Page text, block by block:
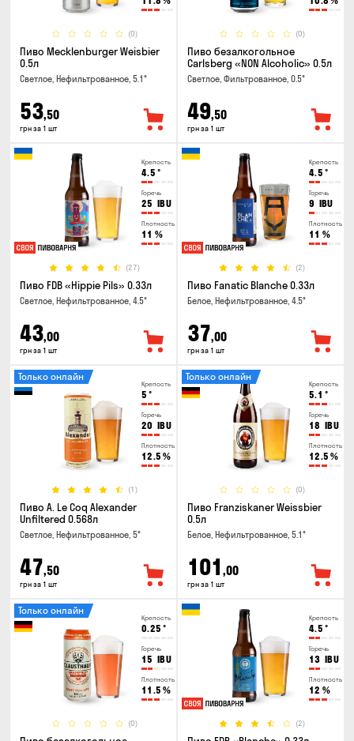
(0)
Пиво Mecklenburger Weisbier
0.5л
Светлое, Нефильтрованное, 5.1°
53,50
грн за 1 шт
(0)
Пиво безалкогольное
Carlsberg «NON Alcoholic» 0.5л
Светлое, Фильтрованное, 0.5°
49,50
грн за 1 шт
Крепость
4.5 °
Горечь
25 IBU
Плотность
11 %
(27)
Пиво FDB «Hippie Pils» 0.33л
Светлое, Нефильтрованное, 4.5°
43,00
грн за 1 шт
Крепость
4.5 °
Горечь
9 IBU
Плотность
11 %
(2)
Пиво Fanatic Blanche 0.33л
Белое, Нефильтрованное, 4.5°
37,00
грн за 1 шт
Крепость
5 °
Горечь
20 IBU
Плотность
12.5 %
(1)
Только онлайн
Пиво A. Le Coq Alexander
Unfiltered 0.568л
Светлое, Нефильтрованное, 5°
47,50
грн за 1 шт
Крепость
5.1 °
Горечь
18 IBU
Плотность
12.5 %
(0)
Только онлайн
Пиво Franziskaner Weissbier
0.5л
Белое, Нефильтрованное, 5.1°
101 ,00
грн за 1 шт
Крепость
0.25 °
Горечь
15 IBU
Плотность
11.5 %
(0)
Только онлайн
Крепость
4.5 °
Горечь
13 IBU
Плотность
12 %
(2)